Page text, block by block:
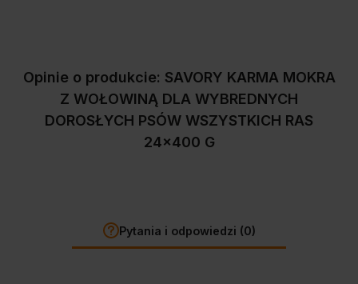
Opinie o produkcie: SAVORY KARMA MOKRA
Z WOŁOWINĄ DLA WYBREDNYCH
DOROSŁYCH PSÓW WSZYSTKICH RAS
24x400 G
Pytania i odpowiedzi (0)